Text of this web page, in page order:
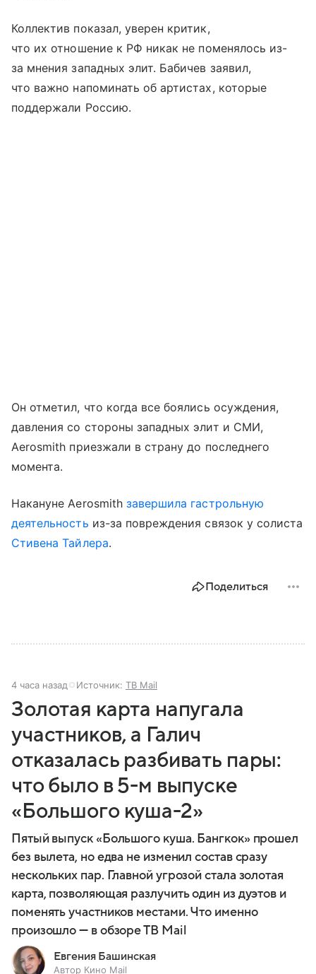
Коллектив показал, уверен критик,
что их отношение к РФ никак не поменялось из-
за мнения западных элит. Бабичев заявил,
что важно напоминать об артистах, которые
поддержали Россию.
Он отметил, что когда все боялись осуждения,
давления со стороны западных элит и СМИ,
Aerosmith приезжали в страну до последнего
момента.
Накануне Aerosmith завершила гастрольную
деятельность из-за повреждения связок у солиста
Стивена Тайлера.
Поделиться
4 часа назад Источник: ТВ Mail
Золотая карта напугала
участников, а Галич
отказалась разбивать пары:
что было в 5-м выпуске
«Большого куша-2»
Пятый выпуск «Большого куша. Бангкок» прошел
без вылета, но едва не изменил состав сразу
нескольких пар. Главной угрозой стала золотая
карта, позволяющая разлучить один из дуэтов и
поменять участников местами. Что именно
произошло — в обзоре ТВ Mail
Евгения Башинская
Автор Кино Mail